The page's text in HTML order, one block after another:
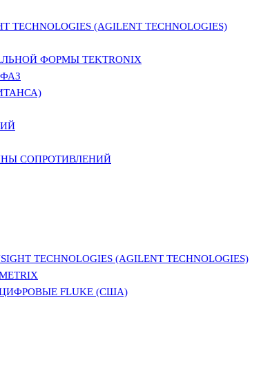
(AGILENT TECHNOLOGIES)
ФОРМЫ TEKTRONIX
СОПРОТИВЛЕНИЙ
TECHNOLOGIES (AGILENT TECHNOLOGIES)
FLUKE (США)